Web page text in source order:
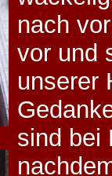
nach
vor und
unserer
sind bei